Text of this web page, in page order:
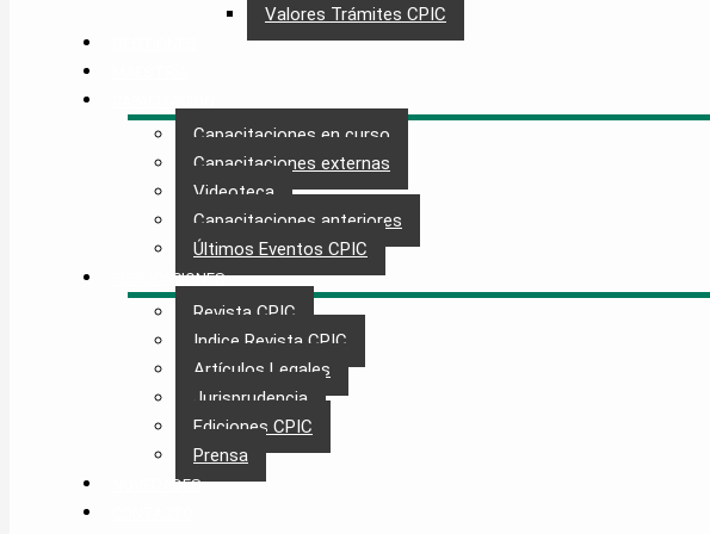
Valores Trámites CPIC
Capacitaciones en curso
Capacitaciones externas
Videoteca
Capacitaciones anteriores
Últimos Eventos CPIC
PUBLICACIONES
Revista CPIC
Indice Revista CPIC
Artículos Legales
Jurisprudencia
Ediciones CPIC
Prensa
NOVEDADES